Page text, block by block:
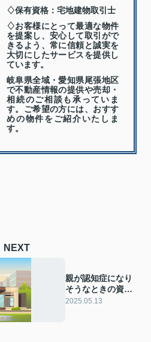
♢保有資格：宅地建物取引士
♢お客様にとって最適な物件
を提案し、安心して取引がで
きるよう、常に信頼と誠実を
大切にしたサービスを提供し
ています。
岐阜県全域・愛知県尾張地区
で不動産情報の提供や売却・
相続のご相談も承っていま
す。ご希望の方には、おすす
めの物件をご紹介いたしま
す。
NEXT
親が認知症になり
そうなときの資産
管理法は？親の認
2025.05.13